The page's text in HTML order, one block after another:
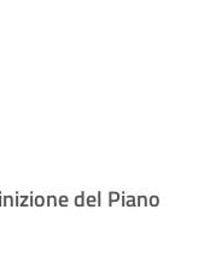
del Piano